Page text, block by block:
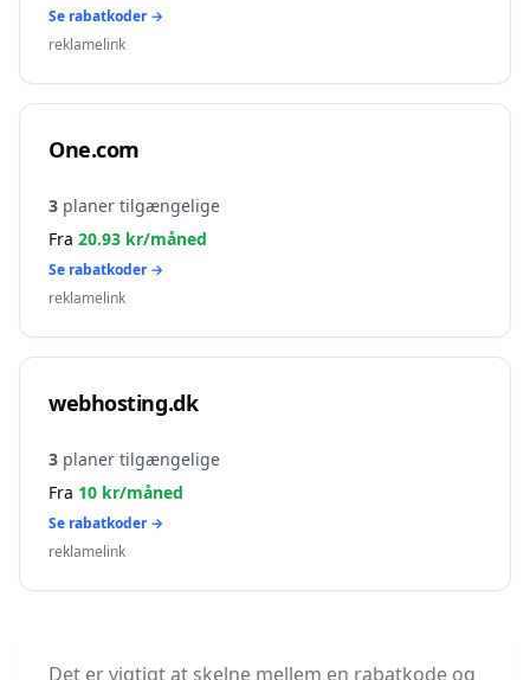
Se rabatkoder →
reklamelink
One.com
3 planer tilgængelige
Fra 20.93 kr/måned
Se rabatkoder →
reklamelink
webhosting.dk
3 planer tilgængelige
Fra 10 kr/måned
Se rabatkoder →
reklamelink
Det er vigtigt at skelne mellem en rabatkode og